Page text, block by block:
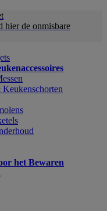
hier de onmisbare
het Bewaren